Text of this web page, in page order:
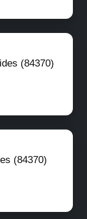
(84370)
(84370)